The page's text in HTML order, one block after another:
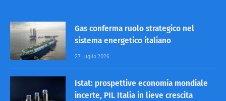
Gas conferma ruolo strategico nel
sistema energetico italiano
27 Luglio 2026
Istat: prospettive economia mondiale
incerte, PIL Italia in lieve crescita